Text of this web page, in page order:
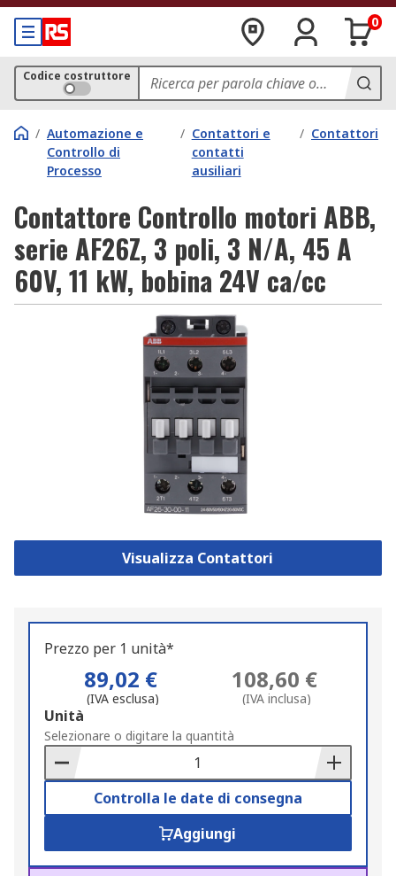
0
Codice costruttore
/ Automazione e
Controllo di
Processo
/ Contattori e
contatti
ausiliari
/ Contattori
Contattore Controllo motori ABB,
serie AF26Z, 3 poli, 3 N/A, 45 A
60V, 11 kW, bobina 24V ca/cc
Visualizza Contattori
Prezzo per 1 unità*
89,02 €
(IVA esclusa)
108,60 €
(IVA inclusa)
Add
to
Basket
Unità
Selezionare o digitare la quantità
Controlla le date di consegna
Aggiungi